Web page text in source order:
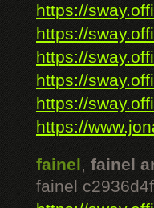
https://
https://
https://
https://
https://
https://
fainel, fainel
fainel